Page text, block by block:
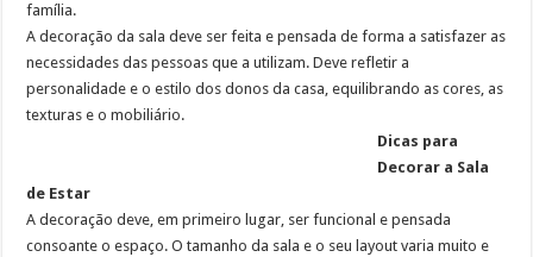
família.
A decoração da sala deve ser feita e pensada de forma a satisfazer as
necessidades das pessoas que a utilizam. Deve refletir a
personalidade e o estilo dos donos da casa, equilibrando as cores, as
texturas e o mobiliário.
Dicas para
Decorar a Sala
de Estar
A decoração deve, em primeiro lugar, ser funcional e pensada
consoante o espaço. O tamanho da sala e o seu layout varia muito e